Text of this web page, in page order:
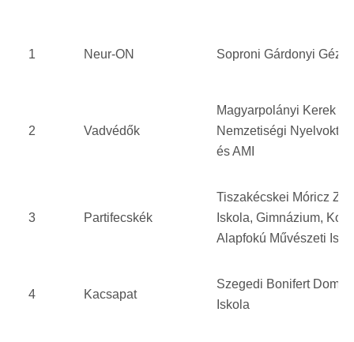
1 Neur-ON Soproni Gárdonyi Géza
2 Vadvédők
Magyarpolányi Kerek
Nemzetiségi
és AMI
3 Partifecskék
Tiszakécskei Móricz
Iskola, Gimnázium,
Alapfokú Művészeti
4 Kacsapat
Szegedi Bonifert
Iskola